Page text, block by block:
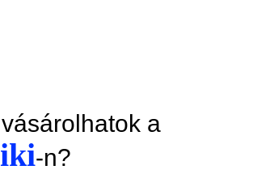
a
-n?